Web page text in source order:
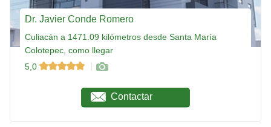
Dr. Javier Conde Romero
Culiacán a 1471.09 kilómetros desde Santa María
Colotepec, como llegar
5,0
Contactar